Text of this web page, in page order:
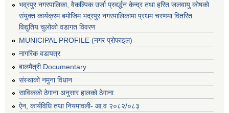
भद्रपुर नगरपालिका, वैकल्पिक उर्जा प्रवर्द्धन केन्द्र तथा हरित जलवायु कोषको
संयुक्त कार्यक्रम बमोजिम भद्रपुर नगरपालिकामा प्रथम चरणमा वितरित
विद्युतिय चुलोको वडागत विवरण
MUNICIPAL PROFILE (नगर प्रोफाइल)
नागरिक वडापत्र
बालमैत्री Documentary
संस्थाको नमुना विधान
साविकको ठेगाना अनुसार हालको ठेगाना
ऐन, कार्यविधि तथा नियमावली- आ.व २०८२/०८३